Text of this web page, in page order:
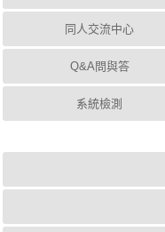
同人交流中心
Q&A問與答
系統檢測